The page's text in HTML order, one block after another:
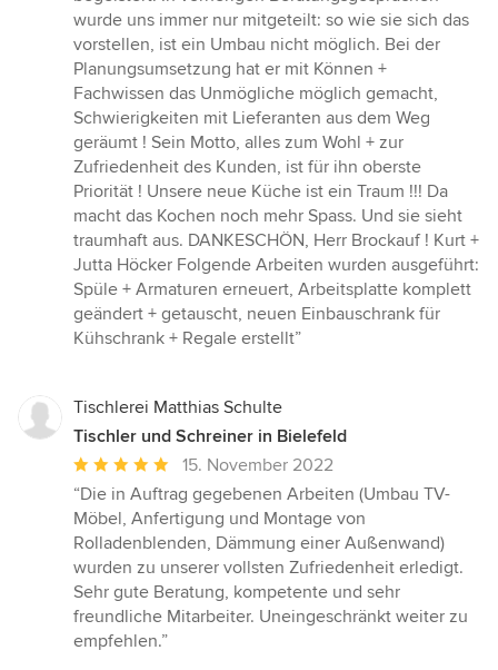
wurde uns immer nur mitgeteilt: so wie sie sich das
vorstellen, ist ein Umbau nicht möglich. Bei der
Planungsumsetzung hat er mit Können +
Fachwissen das Unmögliche möglich gemacht,
Schwierigkeiten mit Lieferanten aus dem Weg
geräumt ! Sein Motto, alles zum Wohl + zur
Zufriedenheit des Kunden, ist für ihn oberste
Priorität ! Unsere neue Küche ist ein Traum !!! Da
macht das Kochen noch mehr Spass. Und sie sieht
traumhaft aus. DANKESCHÖN, Herr Brockauf ! Kurt +
Jutta Höcker Folgende Arbeiten wurden ausgeführt:
Spüle + Armaturen erneuert, Arbeitsplatte komplett
geändert + getauscht, neuen Einbauschrank für
Kühschrank + Regale erstellt”
Tischlerei Matthias Schulte
Tischler und Schreiner in Bielefeld
Durchschnittliche
Bewertung:
5
von
5
Sternen
15. November 2022
“Die in Auftrag gegebenen Arbeiten (Umbau TV-
Möbel, Anfertigung und Montage von
Rolladenblenden, Dämmung einer Außenwand)
wurden zu unserer vollsten Zufriedenheit erledigt.
Sehr gute Beratung, kompetente und sehr
freundliche Mitarbeiter. Uneingeschränkt weiter zu
empfehlen.”